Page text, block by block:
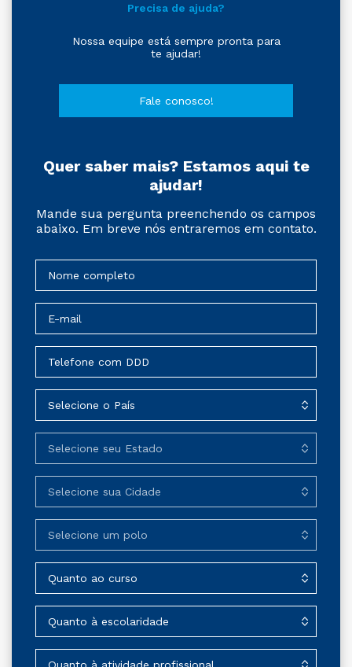
Precisa de ajuda?
Nossa equipe está sempre pronta para
te ajudar!
Fale conosco!
Quer saber mais? Estamos aqui te
ajudar!
Mande sua pergunta preenchendo os campos
abaixo. Em breve nós entraremos em contato.